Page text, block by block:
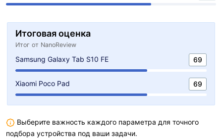
Итоговая оценка
Итог от NanoReview
Samsung Galaxy Tab S10 FE 69
Xiaomi Poco Pad 69
Выберите важность каждого параметра для точного
подбора устройства под ваши задачи.